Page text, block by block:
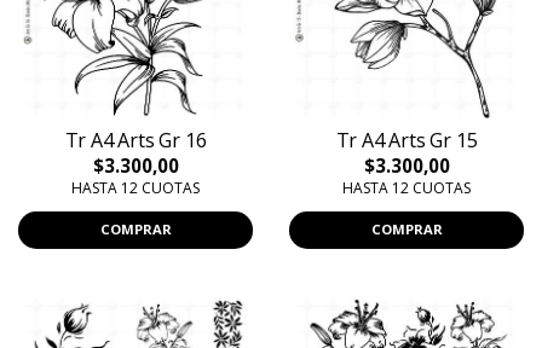
Tr A4 Arts Gr 16
$3.300,00
HASTA 12 CUOTAS
COMPRAR
Tr A4 Arts Gr 15
$3.300,00
HASTA 12 CUOTAS
COMPRAR